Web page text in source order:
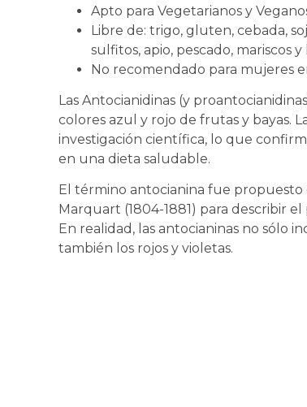
Apto para Vegetarianos y
Libre de: trigo, gluten, cebada,
sulfitos, apio, pescado, mariscos
No recomendado para mujeres
Las Antocianidinas (y
colores azul y rojo de frutas y bayas.
investigación científica, lo que
en una dieta saludable.
El término antocianina fue
Marquart (1804-1881) para describir
En realidad, las antocianinas no sólo
también los rojos y violetas.